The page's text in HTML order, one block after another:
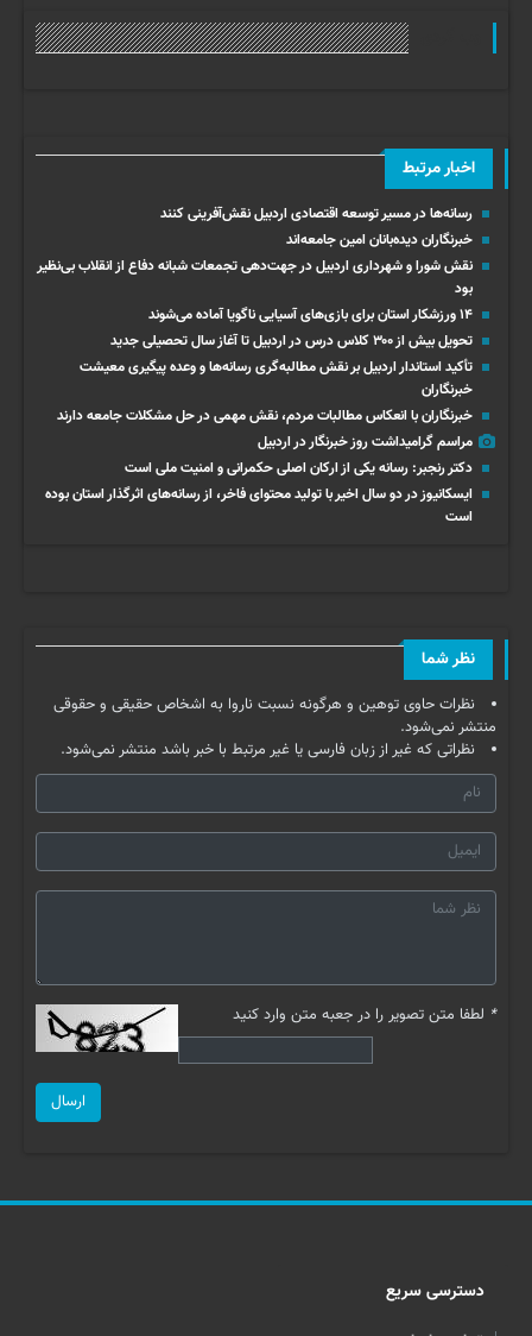
اخبار مرتبط
رسانه‌ها در مسیر توسعه اقتصادی اردبیل نقش‌آفرینی کنند
خبرنگاران دیده‌بانان امین جامعه‌اند
نقش شورا و شهرداری اردبیل در جهت‌دهی تجمعات شبانه دفاع از انقلاب بی‌نظیر
بود
۱۴ ورزشکار استان برای بازی‌های آسیایی ناگویا آماده می‌شوند
تحویل بیش از ۳۰۰ کلاس درس در اردبیل تا آغاز سال تحصیلی جدید
تأکید استاندار اردبیل بر نقش مطالبه‌گری رسانه‌ها و وعده پیگیری معیشت
خبرنگاران
خبرنگاران با انعکاس مطالبات مردم، نقش مهمی در حل مشکلات جامعه دارند
مراسم گرامیداشت روز خبرنگار در اردبیل
دکتر رنجبر: رسانه یکی از ارکان اصلی حکمرانی و امنیت ملی است
ایسکانیوز در دو سال اخیر با تولید محتوای فاخر، از رسانه‌های اثرگذار استان بوده
است
نظر شما
نظرات حاوی توهین و هرگونه نسبت ناروا به اشخاص حقیقی و حقوقی
منتشر نمی‌شود.
نظراتی که غیر از زبان فارسی یا غیر مرتبط با خبر باشد منتشر نمی‌شود.
* لطفا متن تصویر را در جعبه متن وارد کنید
ارسال
دسترسی سریع